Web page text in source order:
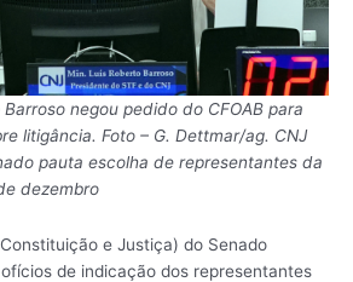
negou pedido do CFOAB para
litigância. Foto – G. Dettmar/ag. CNJ
pauta escolha de representantes da
dezembro
e Justiça) do Senado
de indicação dos representantes